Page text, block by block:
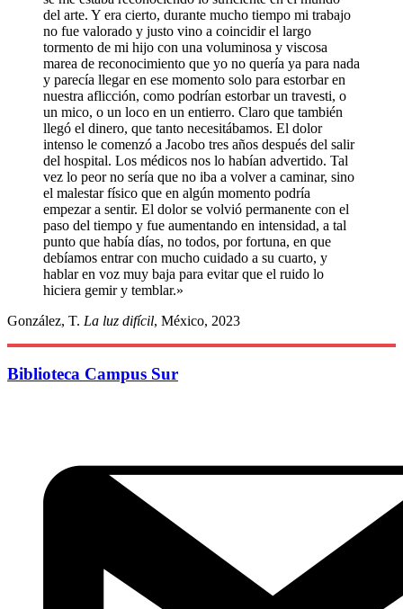
del arte. Y era cierto, durante mucho tiempo mi trabajo
no fue valorado y justo vino a coincidir el largo
tormento de mi hijo con una voluminosa y viscosa
marea de reconocimiento que yo no quería ya para nada
y parecía llegar en ese momento solo para estorbar en
nuestra aflicción, como podrían estorbar un travesti, o
un mico, o un loco en un entierro. Claro que también
llegó el dinero, que tanto necesitábamos. El dolor
intenso le comenzó a Jacobo tres años después del salir
del hospital. Los médicos nos lo habían advertido. Tal
vez lo peor no sería que no iba a volver a caminar, sino
el malestar físico que en algún momento podría
empezar a sentir. El dolor se volvió permanente con el
paso del tiempo y fue aumentando en intensidad, a tal
punto que había días, no todos, por fortuna, en que
debíamos entrar con mucho cuidado a su cuarto, y
hablar en voz muy baja para evitar que el ruido lo
hiciera gemir y temblar.»
González, T. La luz difícil, México, 2023
Biblioteca Campus Sur